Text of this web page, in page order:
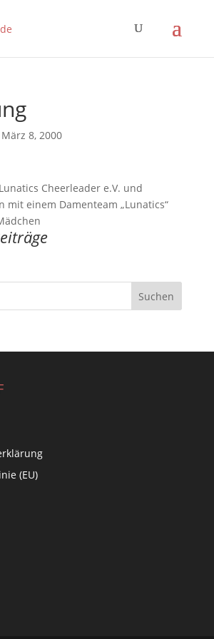
März 8, 2000
Cheerleader e.V. und
mit einem Damenteam „Lunatics“
(EU)